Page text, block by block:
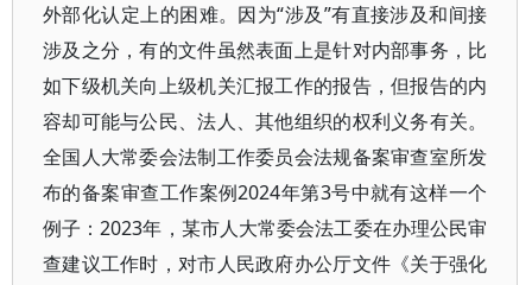
外部化认定上的困难。因为“涉及”有直接涉及和间接
涉及之分，有的文件虽然表面上是针对内部事务，比
如下级机关向上级机关汇报工作的报告，但报告的内
容却可能与公民、法人、其他组织的权利义务有关。
全国人大常委会法制工作委员会法规备案审查室所发
布的备案审查工作案例2024年第3号中就有这样一个
例子：2023年，某市人大常委会法工委在办理公民审
查建议工作时，对市人民政府办公厅文件《关于强化